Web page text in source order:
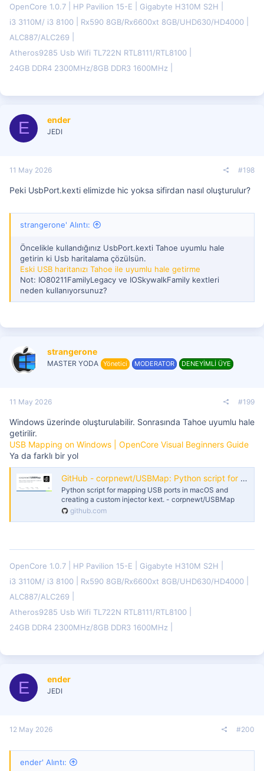
OpenCore 1.0.7 HP Pavilion 15-E
Gigabyte H310M S2H
i3 3110M/ i3 8100
Rx590 8GB/Rx6600xt 8GB/UHD630/HD4000
ALC887/ALC269
Atheros9285 Usb Wifi TL722N RTL8111/RTL8100
24GB DDR4 2300MHz/8GB DDR3 1600MHz
E ender
JEDI
11 May 2026 #198
Peki UsbPort.kexti elimizde hic yoksa sifirdan nasıl oluşturulur?
strangerone' Alıntı:
Öncelikle kullandığınız UsbPort.kexti Tahoe uyumlu hale
getirin ki Usb haritalama çözülsün.
Eski USB haritanızı Tahoe ile uyumlu hale getirme
Not: IO80211FamilyLegacy ve IOSkywalkFamily kextleri
neden kullanıyorsunuz?
strangerone
MASTER YODA Yönetici MODERATOR DENEYİMLİ ÜYE
11 May 2026 #199
Windows üzerinde oluşturulabilir. Sonrasında Tahoe uyumlu hale
getirilir.
USB Mapping on Windows | OpenCore Visual Beginners Guide
Ya da farklı bir yol
GitHub - corpnewt/USBMap: Python script for mapping USB ports in macOS and creating a custom injector kext.
Python script for mapping USB ports in macOS and
creating a custom injector kext. - corpnewt/USBMap
github.com
OpenCore 1.0.7 HP Pavilion 15-E
Gigabyte H310M S2H
i3 3110M/ i3 8100
Rx590 8GB/Rx6600xt 8GB/UHD630/HD4000
ALC887/ALC269
Atheros9285 Usb Wifi TL722N RTL8111/RTL8100
24GB DDR4 2300MHz/8GB DDR3 1600MHz
E ender
JEDI
12 May 2026 #200
ender' Alıntı: